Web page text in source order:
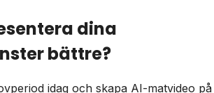
dina
bättre?
idag och skapa AI-matvideo på